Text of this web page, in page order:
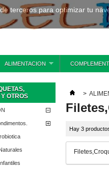
ALIMENTACION
OTROS
>
Hay 3
terceros para optimizar tu